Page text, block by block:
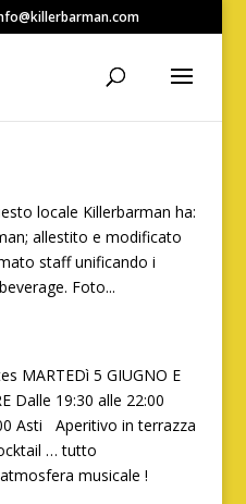
locale Killerbarman ha:
allestito e modificato
staff unificando i
Foto...
MARTEDì 5 GIUGNO E
Dalle 19:30 alle 22:00
Asti Aperitivo in terrazza
… tutto
musicale !